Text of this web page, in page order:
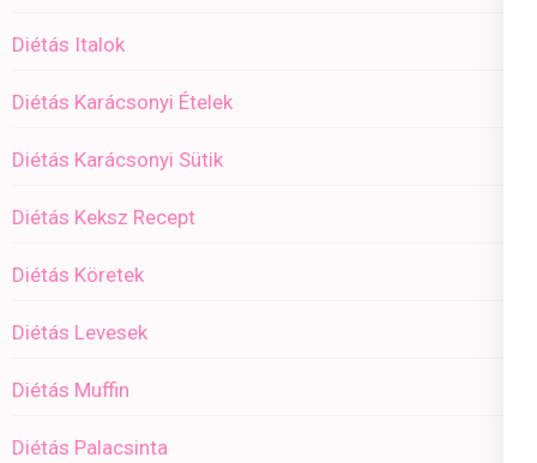
Diétás Italok
Diétás Karácsonyi Ételek
Diétás Karácsonyi Sütik
Diétás Keksz Recept
Diétás Köretek
Diétás Levesek
Diétás Muffin
Diétás Palacsinta